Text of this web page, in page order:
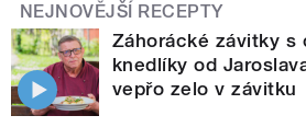
NEJNOVĚJŠÍ RECEPTY
Záhorácké závitky s
knedlíky od
vepřo zelo v závitku